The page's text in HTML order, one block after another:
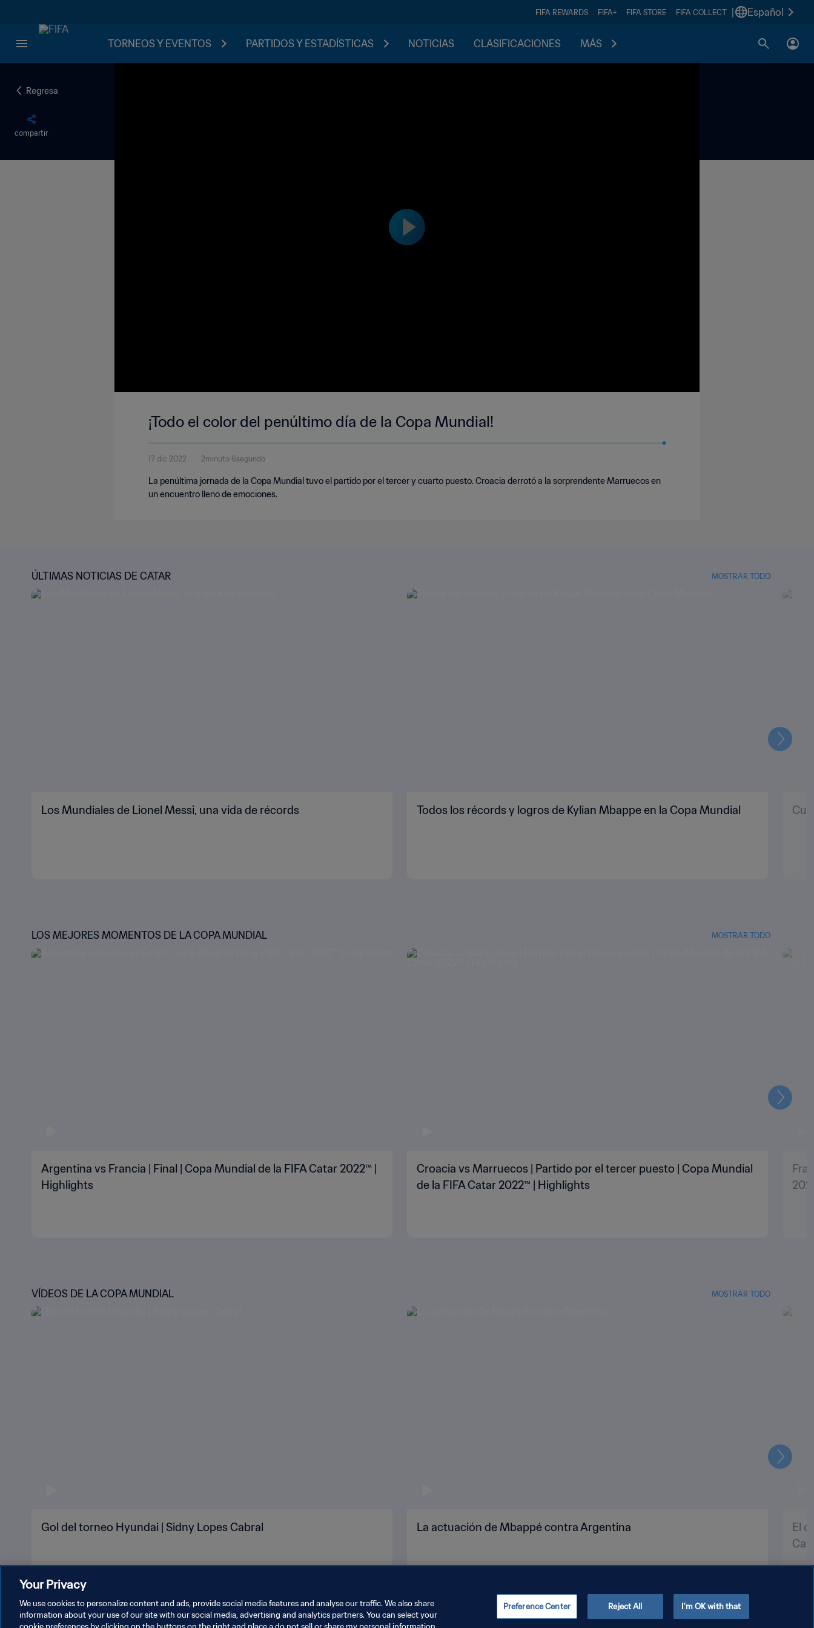
FIFA REWARDS FIFA+ FIFA STORE FIFA COLLECT Español
TORNEOS Y EVENTOS PARTIDOS Y ESTADÍSTICAS NOTICIAS CLASIFICACIONES MÁS
Regresa
compartir
¡Todo el color del penúltimo día de la Copa Mundial!
17 dic 2022 2minuto 6segundo
La penúltima jornada de la Copa Mundial tuvo el partido por el tercer y cuarto puesto. Croacia derrotó a la sorprendente Marruecos en
un encuentro lleno de emociones.
ÚLTIMAS NOTICIAS DE CATAR MOSTRAR TODO
Los Mundiales de Lionel Messi, una vida de récords Todos los récords y logros de Kylian Mbappe en la Copa Mundial
LOS MEJORES MOMENTOS DE LA COPA MUNDIAL MOSTRAR TODO
Argentina vs Francia | Final | Copa Mundial de la FIFA Catar 2022™ |
Highlights
Croacia vs Marruecos | Partido por el tercer puesto | Copa Mundial
de la FIFA Catar 2022™ | Highlights
VÍDEOS DE LA COPA MUNDIAL MOSTRAR TODO
Gol del torneo Hyundai | Sidny Lopes Cabral La actuación de Mbappé contra Argentina
El
Your Privacy
We use cookies to personalize content and ads, provide social media features and analyse our traffic. We also share
information about your use of our site with our social media, advertising and analytics partners. You can select your
Preference Center Reject All I'm OK with that